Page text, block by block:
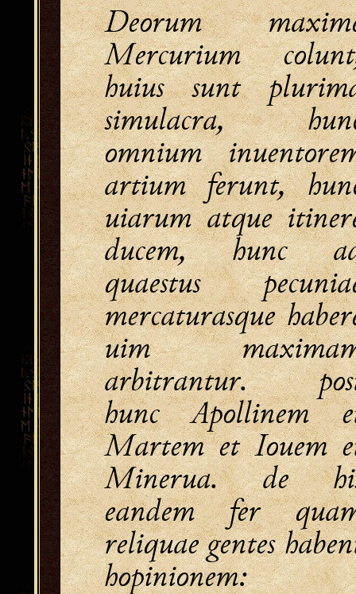
Deorum
Mercurium
huius sunt
simulacra,
omnium
artium ferunt,
uiarum atque
ducem, hunc
quaestus
mercaturasque
uim
arbitrantur.
hunc Apollinem
Martem et Iouem
Minerua. de
eandem fer
reliquae gentes
hopinionem: